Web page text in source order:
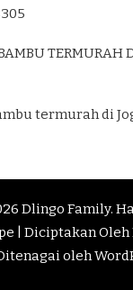
TERMURAH
termurah di
Dlingo Family.
| Diciptakan Oleh
oleh